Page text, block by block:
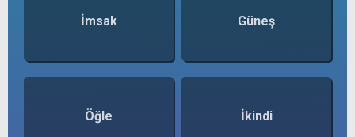
İmsak Güneş
Öğle İkindi